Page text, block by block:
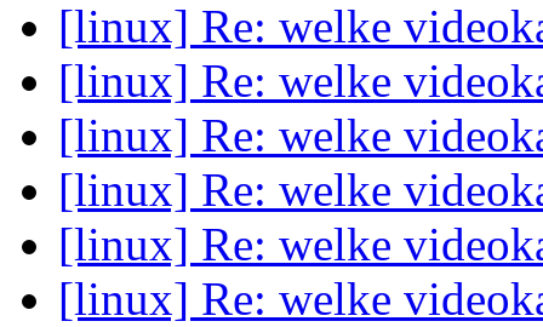
[linux] Re: welke
[linux] Re: welke
[linux] Re: welke
[linux] Re: welke
[linux] Re: welke
[linux] Re: welke